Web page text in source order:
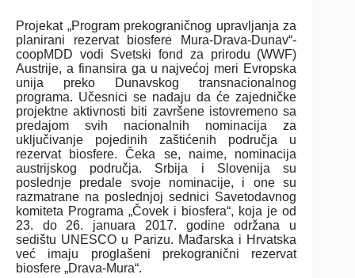
Projekat „Program prekograničnog upravljanja za
planirani rezervat biosfere Mura-Drava-Dunav“-
coopMDD vodi Svetski fond za prirodu (WWF)
Austrije, a finansira ga u najvećoj meri Evropska
unija preko Dunavskog transnacionalnog
programa. Učesnici se nadaju da će zajedničke
projektne aktivnosti biti završene istovremeno sa
predajom svih nacionalnih nominacija za
uključivanje pojedinih zaštićenih područja u
rezervat biosfere. Čeka se, naime, nominacija
austrijskog područja. Srbija i Slovenija su
poslednje predale svoje nominacije, i one su
razmatrane na poslednjoj sednici Savetodavnog
komiteta Programa „Čovek i biosfera“, koja je od
23. do 26. januara 2017. godine održana u
sedištu UNESCO u Parizu. Mađarska i Hrvatska
već imaju proglašeni prekogranični rezervat
biosfere „Drava-Mura“.